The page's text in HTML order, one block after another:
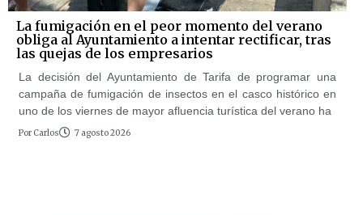
La fumigación en el peor momento del verano
obliga al Ayuntamiento a intentar rectificar, tras
las quejas de los empresarios
La decisión del Ayuntamiento de Tarifa de programar una
campaña de fumigación de insectos en el casco histórico en
uno de los viernes de mayor afluencia turística del verano ha
Por Carlos 7 agosto 2026